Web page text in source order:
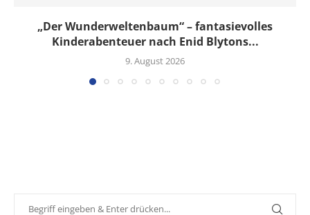
„Der Wunderweltenbaum“ – fantasievolles
Kinderabenteuer nach Enid Blytons...
9. August 2026